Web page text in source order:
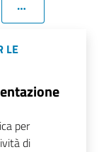
LE
per
di